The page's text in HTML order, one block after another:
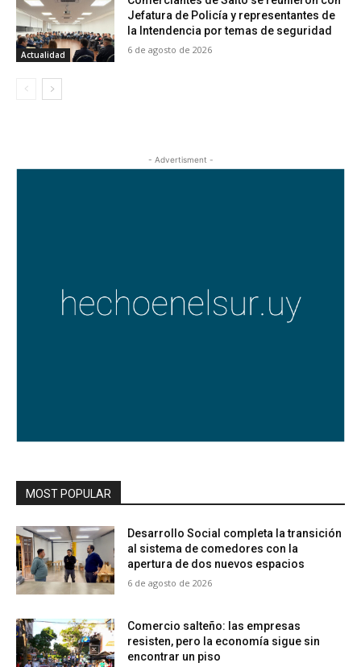
Actualidad
Jefatura de Policía y representantes de
la Intendencia por temas de seguridad
6 de agosto de 2026
- Advertisment -
MOST POPULAR
Desarrollo Social completa la transición
al sistema de comedores con la
apertura de dos nuevos espacios
6 de agosto de 2026
Comercio salteño: las empresas
resisten, pero la economía sigue sin
encontrar un piso